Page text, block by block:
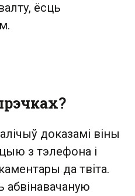
ёсць
доказамі віны
з тэлефона і
да твіта.
абвінавачаную